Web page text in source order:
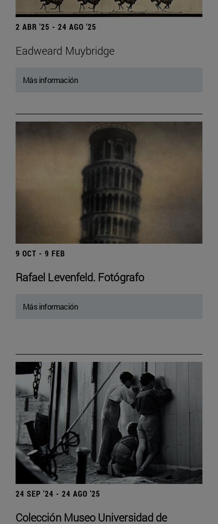
2 ABR '25 - 24 AGO '25
Eadweard Muybridge
Más información
9 OCT - 9 FEB
Rafael Levenfeld. Fotógrafo
Más información
24 SEP '24 - 24 AGO '25
Colección Museo Universidad de